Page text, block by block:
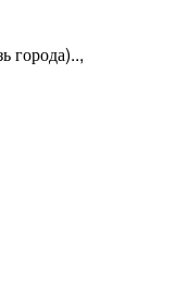
города)..,